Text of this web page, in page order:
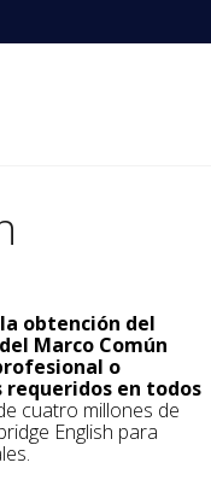
obtención del
Marco Común
o
en todos
cuatro millones de
English para